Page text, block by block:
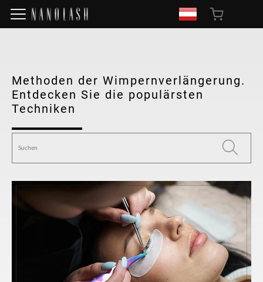
Methoden der Wimpernverlängerung.
Entdecken Sie die populärsten
Techniken